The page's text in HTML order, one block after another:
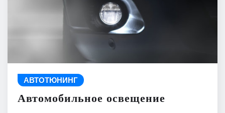
АВТОТЮНИНГ
Автомобильное освещение